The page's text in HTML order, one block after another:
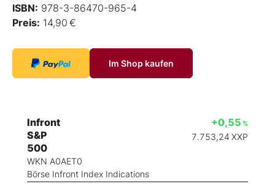
ISBN: 978-3-86470-965-4
Preis: 14,90 €
Im Shop kaufen
Infront
S&P
500
WKN A0AET0
Börse Infront Index Indications
+0,55 %
7.753,24 XXP